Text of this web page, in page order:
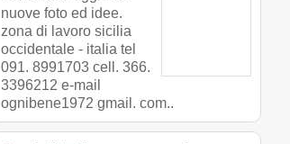
nuove foto ed idee.
zona di lavoro sicilia
occidentale - italia tel
091. 8991703 cell. 366.
3396212 e-mail
ognibene1972 gmail. com..